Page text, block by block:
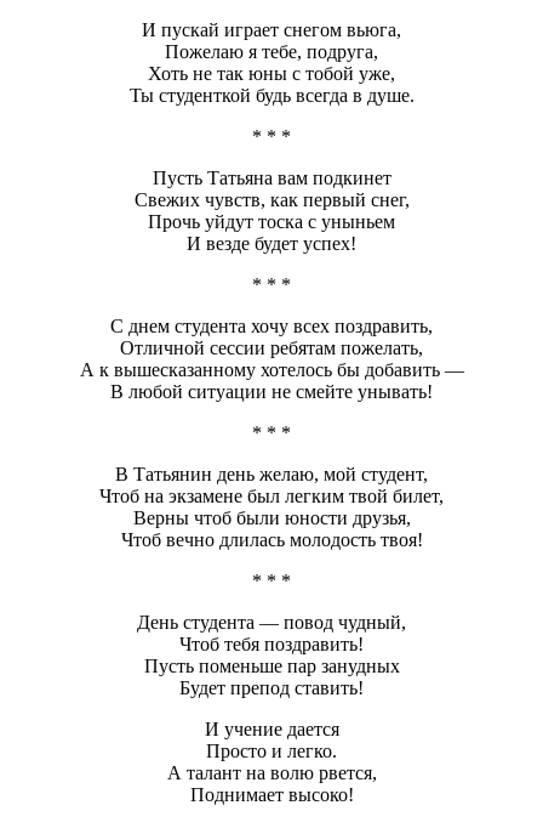
И пускай играет снегом вьюга,
Пожелаю я тебе, подруга,
Хоть не так юны с тобой уже,
Ты студенткой будь всегда в душе.
* * *
Пусть Татьяна вам подкинет
Свежих чувств, как первый снег,
Прочь уйдут тоска с уныньем
И везде будет успех!
* * *
С днем студента хочу всех поздравить,
Отличной сессии ребятам пожелать,
А к вышесказанному хотелось бы добавить —
В любой ситуации не смейте унывать!
* * *
В Татьянин день желаю, мой студент,
Чтоб на экзамене был легким твой билет,
Верны чтоб были юности друзья,
Чтоб вечно длилась молодость твоя!
* * *
День студента — повод чудный,
Чтоб тебя поздравить!
Пусть поменьше пар занудных
Будет препод ставить!
И учение дается
Просто и легко.
А талант на волю рвется,
Поднимает высоко!